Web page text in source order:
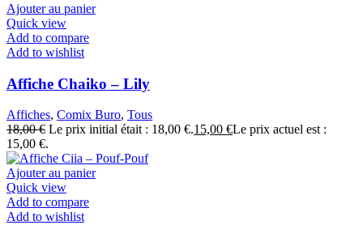
Ajouter au panier
Quick view
Add to compare
Add to wishlist
Affiche Chaiko – Lily
Affiches, Comix Buro, Tous
18,00€ Le prix initial était : 18,00 €.15,00 €Le prix actuel est :
15,00 €.
Ajouter au panier
Quick view
Add to compare
Add to wishlist